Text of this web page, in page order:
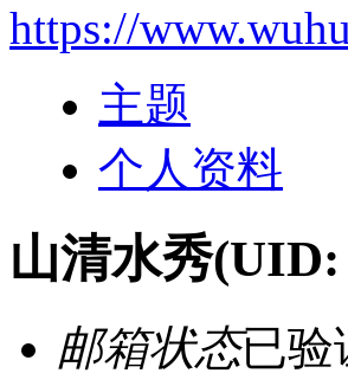
https://
主题
个人资料
山清水秀(UID:
邮箱状态已验